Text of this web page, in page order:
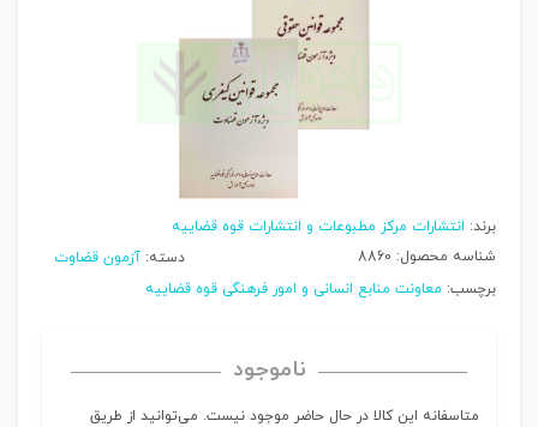
برند: انتشارات مرکز مطبوعات و انتشارات قوه قضاییه
شناسه محصول: 8860 دسته: آزمون قضاوت
برچسب: معاونت منابع انسانی و امور فرهنگی قوه قضاییه
ناموجود
متاسفانه این کالا در حال حاضر موجود نیست. می‌توانید از طریق